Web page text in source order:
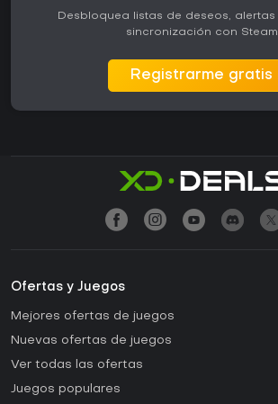
Desbloquea listas de deseos,
sincronización con Steam
Registrarme gratis
Ofertas y Juegos
Mejores ofertas de juegos
Nuevas ofertas de juegos
Ver todas las ofertas
Juegos populares